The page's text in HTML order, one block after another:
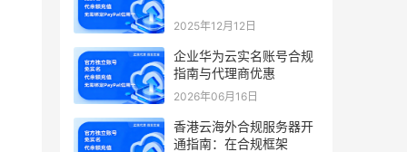
2025年12月12日
企业华为云实名账号合规
指南与代理商优惠
2026年06月16日
香港云海外合规服务器开
通指南：在合规框架